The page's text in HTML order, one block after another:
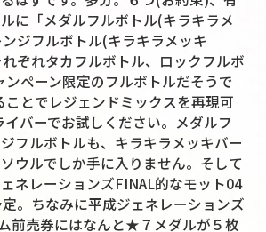
に「メダルフルボトル(キラキラメ
ジフルボトル(キラキラメッキ
ぞれタカフルボトル、ロックフルボ
ンペーン限定のフルボトルだそうで
とでレジェンドミックスを再現可
バーでお試しください。メダルフ
フルボトルも、キラキラメッキバー
ウルでしか手に入りません。そして
ネレーションズFINAL的なモット04
。ちなみに平成ジェネレーションズ
前売券にはなんと★７メダルが５枚